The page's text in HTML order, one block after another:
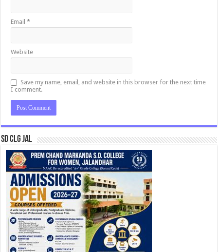
Email*
Website
Save my name, email, and website in this browser for the next time
I comment.
SD CLG JAL